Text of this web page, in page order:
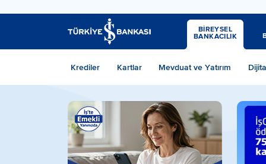
BİREYSEL
BANKACILIK
Krediler Kartlar Mevduat ve Yatırım